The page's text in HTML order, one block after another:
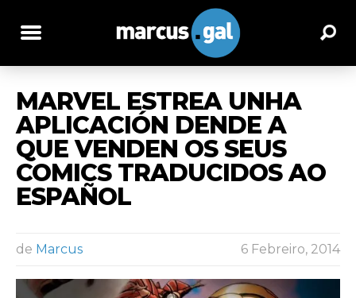
MARVEL ESTREA UNHA
APLICACIÓN DENDE A
QUE VENDEN OS SEUS
COMICS TRADUCIDOS AO
ESPAÑOL
de Marcus 6 Febreiro, 2014